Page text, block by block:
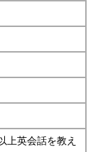
上英会話を教え